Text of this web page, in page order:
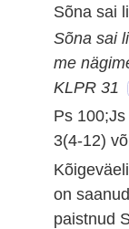
Sõna sai
Sõna sai
me
KLPR 31
Ps
3(4-12)
on
paistnud